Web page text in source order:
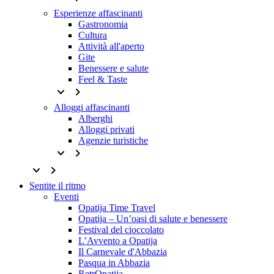
Esperienze affascinanti
Gastronomia
Cultura
Attività all'aperto
Gite
Benessere e salute
Feel & Taste
keyboard_arrow_down keyboard_arrow_right
Alloggi affascinanti
Alberghi
Alloggi privati
Agenzie turistiche
keyboard_arrow_down
keyboard_arrow_right
keyboard_arrow_down
keyboard_arrow_right
Sentite il ritmo
Eventi
Opatija Time Travel
Opatija – Un’oasi di salute e benessere
Festival del cioccolato
L’Avvento a Opatija
Il Carnevale d'Abbazia
Pasqua in Abbazia